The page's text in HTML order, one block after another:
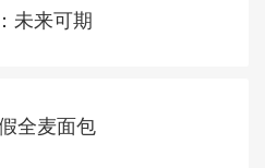
未来可期
全麦面包